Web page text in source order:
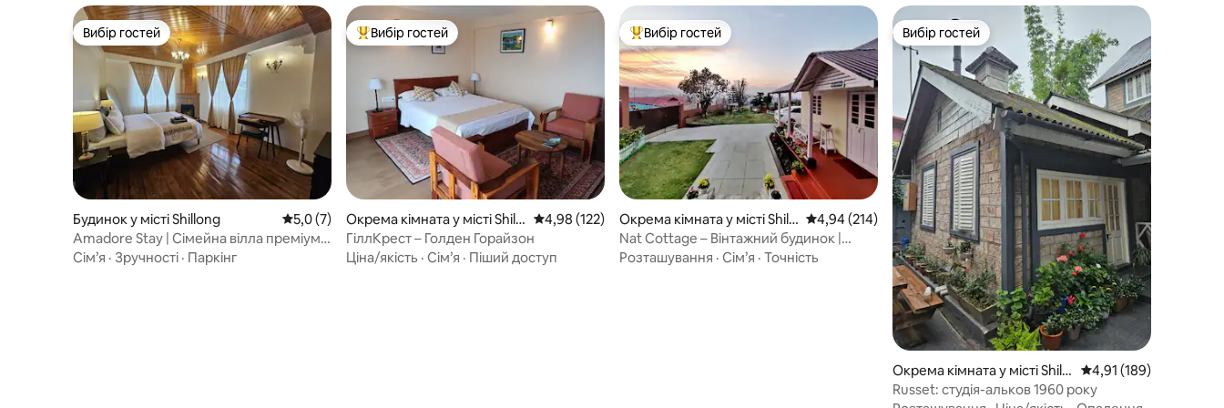
Вибір гостей
Вибір гостей
Будинок у місті Shillong Середня оцінка: 5,0 з 5, відгуки: 7
5,0 (7)
Amadore Stay | Сімейна вілла преміум-
класу в Шиллонзі
Сім’я · Зручності · Паркінг
Топ вибір гостей
Вибір гостей
Окрема кімната у місті Shillo
ng
Середня оцінка: 4,98 з 5, відгуки: 122
4,98 (122)
ГіллКрест – Голден Горайзон
Ціна/якість · Сім’я · Піший доступ
Топ вибір гостей
Вибір гостей
Окрема кімната у місті Shill
ong
Середня оцінка: 4,94 з 5, відгуки: 214
4,94 (214)
Nat Cottage – Вінтажний будинок |
Люкс
Розташування · Сім’я · Точність
Вибір гостей
Вибір гостей
Окрема кімната у місті Shillo
ng
Середня оцінка: 4,91
4,91 (189)
Russet: студія-альков 1960 року